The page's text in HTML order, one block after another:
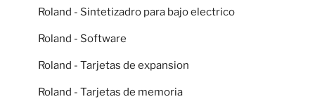
Roland - Sintetizadro para bajo electrico
Roland - Software
Roland - Tarjetas de expansion
Roland - Tarjetas de memoria